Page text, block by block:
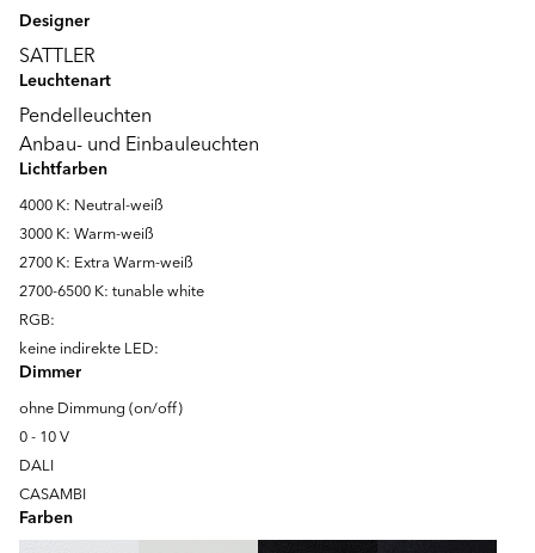
Designer
SATTLER
Leuchtenart
Pendelleuchten
Anbau- und Einbauleuchten
Lichtfarben
4000 K: Neutral-weiß
3000 K: Warm-weiß
2700 K: Extra Warm-weiß
2700-6500 K: tunable white
RGB:
keine indirekte LED:
Dimmer
ohne Dimmung (on/off)
0 - 10 V
DALI
CASAMBI
Farben